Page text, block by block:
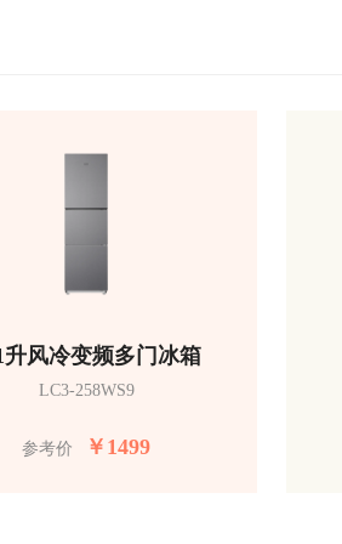
升风冷变频多门冰箱
LC3-258WS9
参考价 ￥ 1499